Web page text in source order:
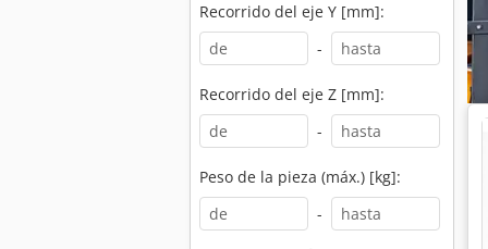
Recorrido del eje Y [mm]:
-
Recorrido del eje Z [mm]:
-
Peso de la pieza (máx.) [kg]:
-